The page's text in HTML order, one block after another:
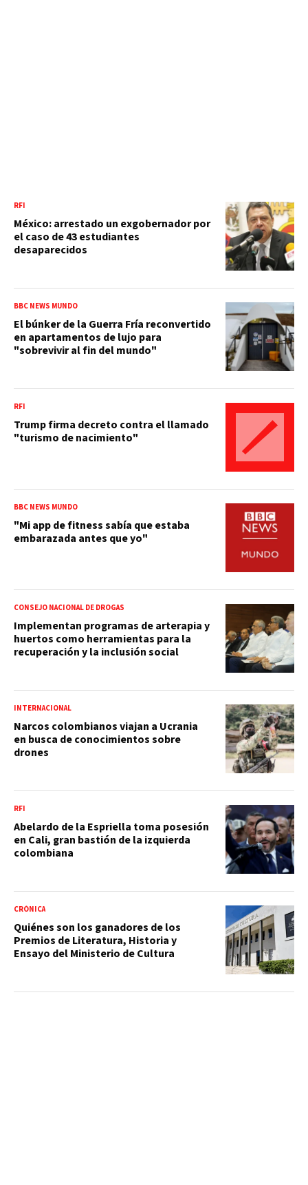
RFI
México: arrestado un exgobernador por
el caso de 43 estudiantes
desaparecidos
BBC NEWS MUNDO
El búnker de la Guerra Fría reconvertido
en apartamentos de lujo para
"sobrevivir al fin del mundo"
RFI
Trump firma decreto contra el llamado
"turismo de nacimiento"
BBC NEWS MUNDO
"Mi app de fitness sabía que estaba
embarazada antes que yo"
CONSEJO NACIONAL DE DROGAS
Implementan programas de arterapia y
huertos como herramientas para la
recuperación y la inclusión social
INTERNACIONAL
Narcos colombianos viajan a Ucrania
en busca de conocimientos sobre
drones
RFI
Abelardo de la Espriella toma posesión
en Cali, gran bastión de la izquierda
colombiana
CRÓNICA
Quiénes son los ganadores de los
Premios de Literatura, Historia y
Ensayo del Ministerio de Cultura